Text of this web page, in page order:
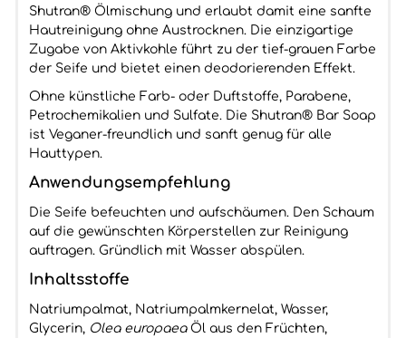
Shutran® Ölmischung und erlaubt damit eine sanfte
Hautreinigung ohne Austrocknen. Die einzigartige
Zugabe von Aktivkohle führt zu der tief-grauen Farbe
der Seife und bietet einen deodorierenden Effekt.
Ohne künstliche Farb- oder Duftstoffe, Parabene,
Petrochemikalien und Sulfate. Die Shutran® Bar Soap
ist Veganer-freundlich und sanft genug für alle
Hauttypen.
Anwendungsempfehlung
Die Seife befeuchten und aufschäumen. Den Schaum
auf die gewünschten Körperstellen zur Reinigung
auftragen. Gründlich mit Wasser abspülen.
Inhaltsstoffe
Natriumpalmat, Natriumpalmkernelat, Wasser,
Glycerin, Olea europaeaÖl aus den Früchten,